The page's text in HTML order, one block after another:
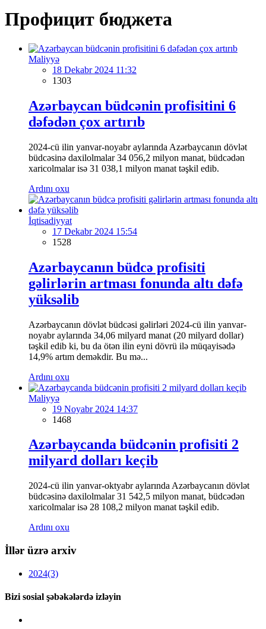
Профицит бюджета
Maliyyə
18 Dekabr 2024 11:32
1303
Azərbaycan büdcənin profisitini 6
dəfədən çox artırıb
2024-cü ilin yanvar-noyabr aylarında Azərbaycanın dövlət
büdcəsinə daxilolmalar 34 056,2 milyon manat, büdcədən
xaricolmalar isə 31 038,1 milyon manat təşkil edib.
Ardını oxu
İqtisadiyyat
17 Dekabr 2024 15:54
1528
Azərbaycanın büdcə profisiti
gəlirlərin artması fonunda altı dəfə
yüksəlib
Azərbaycanın dövlət büdcəsi gəlirləri 2024-cü ilin yanvar-
noyabr aylarında 34,06 milyard manat (20 milyard dollar)
təşkil edib ki, bu da ötən ilin eyni dövrü ilə müqayisədə
14,9% artım deməkdir. Bu mə...
Ardını oxu
Maliyyə
19 Noyabr 2024 14:37
1468
Azərbaycanda büdcənin profisiti 2
milyard dolları keçib
2024-cü ilin yanvar-oktyabr aylarında Azərbaycanın dövlət
büdcəsinə daxilolmalar 31 542,5 milyon manat, büdcədən
xaricolmalar isə 28 108,2 milyon manat təşkil edib.
Ardını oxu
İllər üzrə arxiv
2024(3)
Bizi sosial şəbəkələrdə izləyin